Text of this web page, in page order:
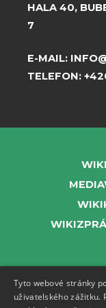
HALA 40,
7
E-MAIL:
TELEFON:
Tyto webové stránky
uživatelského zážitku.